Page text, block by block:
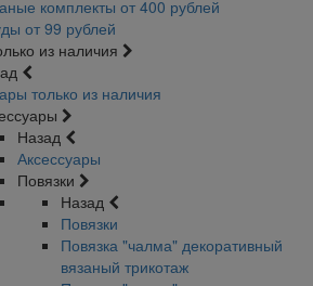
комплекты от 400 рублей
от 99 рублей
из наличия
только из наличия
Назад
Аксессуары
Повязки
Назад
Повязки
Повязка "чалма" декоративный
вязаный трикотаж